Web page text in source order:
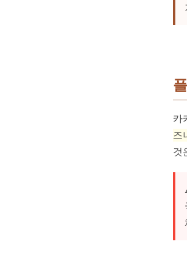
카
즈
것